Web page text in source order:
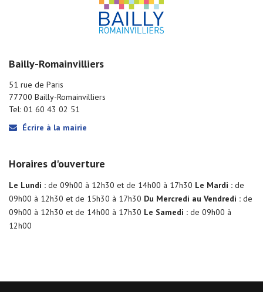
Bailly-Romainvilliers
51 rue de Paris
77700 Bailly-Romainvilliers
Tel: 01 60 43 02 51
Écrire à la mairie
Horaires d'ouverture
Le Lundi : de 09h00 à 12h30 et de 14h00 à 17h30 Le Mardi : de
09h00 à 12h30 et de 15h30 à 17h30 Du Mercredi au Vendredi : de
09h00 à 12h30 et de 14h00 à 17h30 Le Samedi : de 09h00 à
12h00